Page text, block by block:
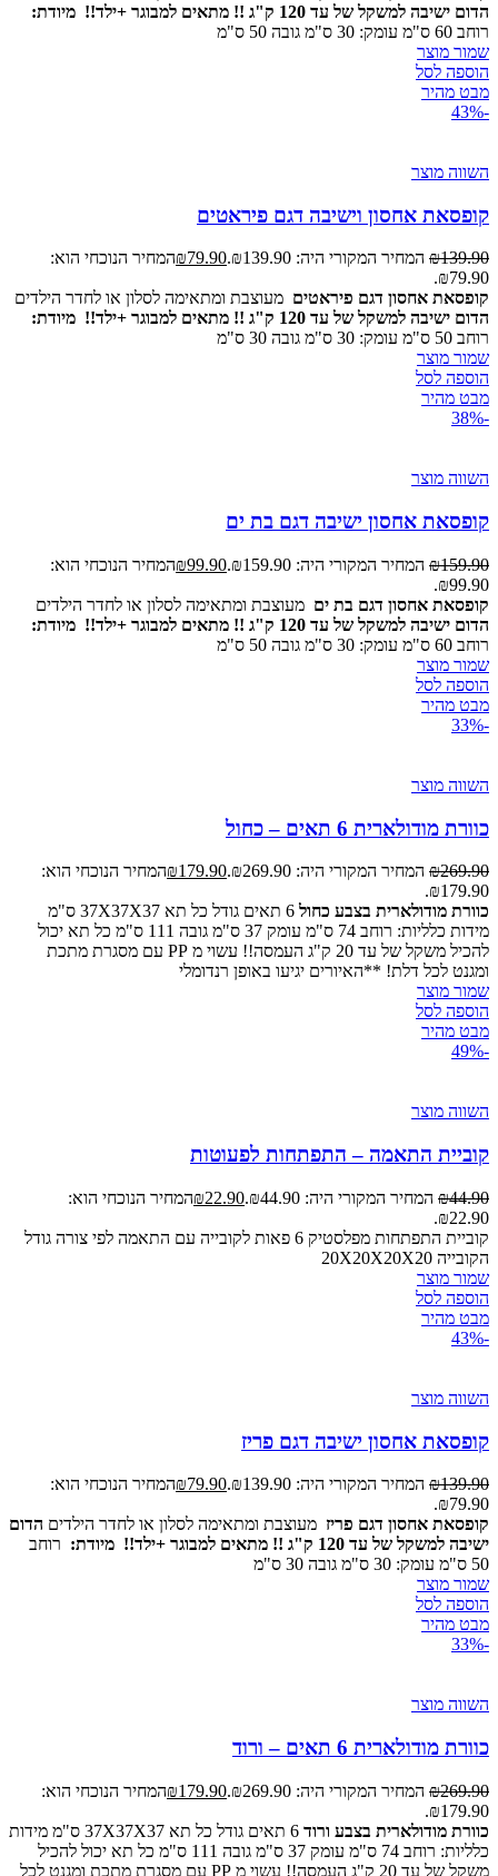
הדום ישיבה למשקל של עד 120 ק"ג !! מתאים למבוגר +ילד!!
מיודת:
רוחב 60 ס"מ עומק: 30 ס"מ גובה 50 ס"מ
שמור מוצר
הוספה לסל
מבט מהיר
-43%
השווה מוצר
קופסאת אחסון וישיבה דגם פיראטים
₪139.90 המחיר המקורי היה: ₪139.90. ₪79.90
המחיר הנוכחי הוא:
₪79.90.
קופסאת אחסון דגם פיראטים מעוצבת ומתאימה לסלון או לחדר הילדים
הדום ישיבה למשקל של עד 120 ק"ג !! מתאים למבוגר +ילד!!
מיודת:
רוחב 50 ס"מ עומק: 30 ס"מ גובה 30 ס"מ
שמור מוצר
הוספה לסל
מבט מהיר
-38%
השווה מוצר
קופסאת אחסון ישיבה דגם בת ים
₪159.90 המחיר המקורי היה: ₪159.90. ₪99.90
המחיר הנוכחי הוא:
₪99.90.
קופסאת אחסון דגם בת ים מעוצבת ומתאימה לסלון או לחדר הילדים
הדום ישיבה למשקל של עד 120 ק"ג !! מתאים למבוגר +ילד!!
מיודת:
רוחב 60 ס"מ עומק: 30 ס"מ גובה 50 ס"מ
שמור מוצר
הוספה לסל
מבט מהיר
-33%
השווה מוצר
כוורת מודולארית 6 תאים – כחול
₪269.90 המחיר המקורי היה: ₪269.90. ₪179.90
המחיר הנוכחי הוא:
₪179.90.
כוורת מודולארית בצבע כחול
6 תאים גודל כל תא 37X37X37 ס"מ
מידות כלליות: רוחב 74 ס"מ עומק 37 ס"מ גובה 111 ס"מ כל תא יכול
להכיל משקל של עד 20 ק"ג העמסה!! עשוי מ PP עם מסגרת מתכת
ומגנט לכל דלת! **האיורים יגיעו באופן רנדומלי
שמור מוצר
הוספה לסל
מבט מהיר
-49%
השווה מוצר
קוביית התאמה – התפתחות לפעוטות
₪44.90 המחיר המקורי היה: ₪44.90. ₪22.90
המחיר הנוכחי הוא:
₪22.90.
קוביית התפתחות מפלסטיק 6 פאות לקובייה עם התאמה לפי צורה גודל
הקובייה 20X20X20X20
שמור מוצר
הוספה לסל
מבט מהיר
-43%
השווה מוצר
קופסאת אחסון ישיבה דגם פריז
₪139.90 המחיר המקורי היה: ₪139.90. ₪79.90
המחיר הנוכחי הוא:
₪79.90.
קופסאת אחסון דגם פריז מעוצבת ומתאימה לסלון או לחדר הילדים הדום
ישיבה למשקל של עד 120 ק"ג !! מתאים למבוגר +ילד!!
מיודת: רוחב
50 ס"מ עומק: 30 ס"מ גובה 30 ס"מ
שמור מוצר
הוספה לסל
מבט מהיר
-33%
השווה מוצר
כוורת מודולארית 6 תאים – ורוד
₪269.90 המחיר המקורי היה: ₪269.90. ₪179.90
המחיר הנוכחי הוא:
₪179.90.
כוורת מודולארית בצבע ורוד
6 תאים גודל כל תא 37X37X37 ס"מ מידות
כלליות: רוחב 74 ס"מ עומק 37 ס"מ גובה 111 ס"מ כל תא יכול להכיל
משקל של עד 20 ק"ג העמסה!! עשוי מ PP עם מסגרת מתכת ומגנט לכל